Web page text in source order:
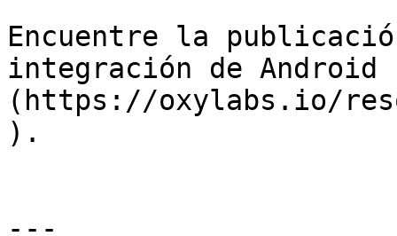
Encuentre la
integración de
(https://oxylabs.io/
).
---